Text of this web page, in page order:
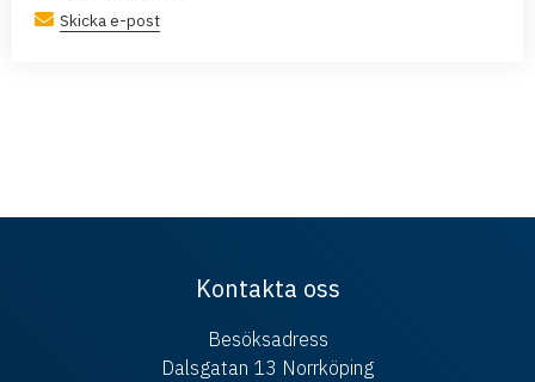
Skicka e-post
Kontakta oss
Besöksadress
Dalsgatan 13 Norrköping